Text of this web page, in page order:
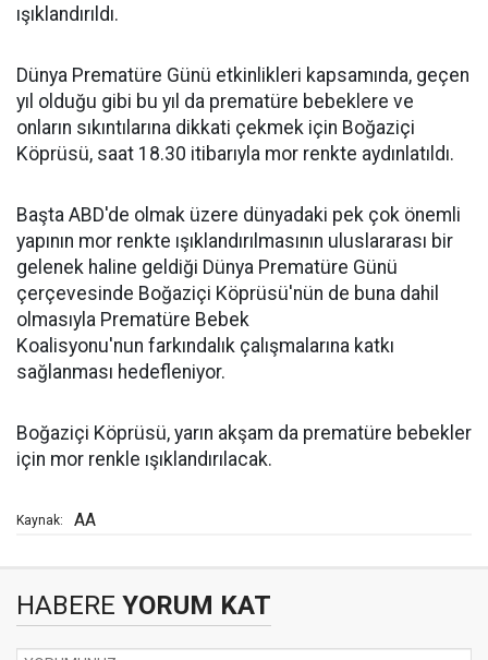
ışıklandırıldı.
Dünya Prematüre Günü etkinlikleri kapsamında, geçen
yıl olduğu gibi bu yıl da prematüre bebeklere ve
onların sıkıntılarına dikkati çekmek için Boğaziçi
Köprüsü, saat 18.30 itibarıyla mor renkte aydınlatıldı.
Başta ABD'de olmak üzere dünyadaki pek çok önemli
yapının mor renkte ışıklandırılmasının uluslararası bir
gelenek haline geldiği Dünya Prematüre Günü
çerçevesinde Boğaziçi Köprüsü'nün de buna dahil
olmasıyla Prematüre Bebek
Koalisyonu'nun farkındalık çalışmalarına katkı
sağlanması hedefleniyor.
Boğaziçi Köprüsü, yarın akşam da prematüre bebekler
için mor renkle ışıklandırılacak.
Kaynak: AA
HABERE YORUM KAT